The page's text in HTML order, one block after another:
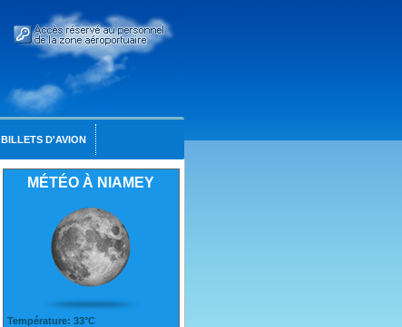
BILLETS D'AVION
MÉTÉO À NIAMEY
Température: 33°C